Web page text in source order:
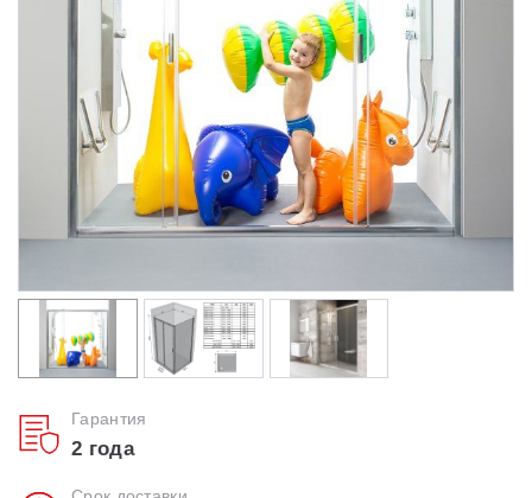
Полотенцесушители
Гидромассаж для ванны
Душевые каналы
Умывальники
Средства ухода
Гарантия
2 года